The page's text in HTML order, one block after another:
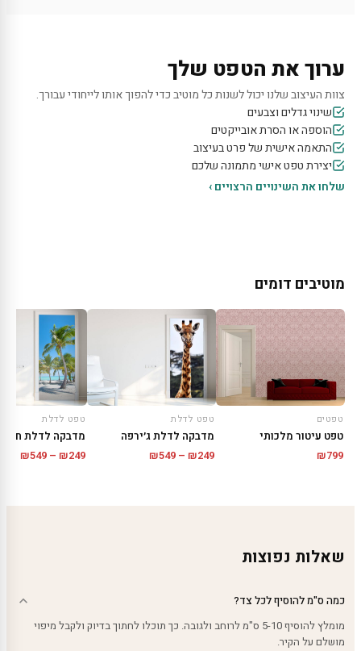
ערוך את הטפט שלך
צוות העיצוב שלנו יכול לשנות כל מוטיב כדי להפוך אותו לייחודי עבורך.
שינוי גדלים וצבעים
הוספה או הסרת אובייקטים
התאמה אישית של פרט בעיצוב
יצירת טפט אישי מתמונה שלכם
שלחו את השינויים הרצויים ›
מוטיבים דומים
טפטים
טפט עיטור מלכותי
₪799
טפט לדלת
מדבקה לדלת ג׳ירפה
₪249
–
₪549
טפט לדלת
₪249
–
₪549
שאלות נפוצות
כמה ס"מ להוסיף לכל צד?
מומלץ להוסיף 5-10 ס"מ לרוחב ולגובה. כך תוכלו לחתוך בדיוק ולקבל מיפוי
מושלם על הקיר.